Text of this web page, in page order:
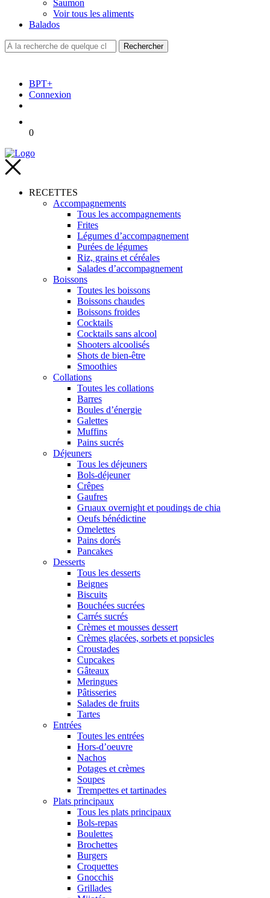
Saumon
Voir tous les aliments
Balados
BPT+
Connexion
0
RECETTES
Accompagnements
Tous les accompagnements
Frites
Légumes d’accompagnement
Purées de légumes
Riz, grains et céréales
Salades d’accompagnement
Boissons
Toutes les boissons
Boissons chaudes
Boissons froides
Cocktails
Cocktails sans alcool
Shooters alcoolisés
Shots de bien-être
Smoothies
Collations
Toutes les collations
Barres
Boules d’énergie
Galettes
Muffins
Pains sucrés
Déjeuners
Tous les déjeuners
Bols-déjeuner
Crêpes
Gaufres
Gruaux overnight et poudings de chia
Oeufs bénédictine
Omelettes
Pains dorés
Pancakes
Desserts
Tous les desserts
Beignes
Biscuits
Bouchées sucrées
Carrés sucrés
Crèmes et mousses dessert
Crèmes glacées, sorbets et popsicles
Croustades
Cupcakes
Gâteaux
Meringues
Pâtisseries
Salades de fruits
Tartes
Entrées
Toutes les entrées
Hors-d’oeuvre
Nachos
Potages et crèmes
Soupes
Trempettes et tartinades
Plats principaux
Tous les plats principaux
Bols-repas
Boulettes
Brochettes
Burgers
Croquettes
Gnocchis
Grillades